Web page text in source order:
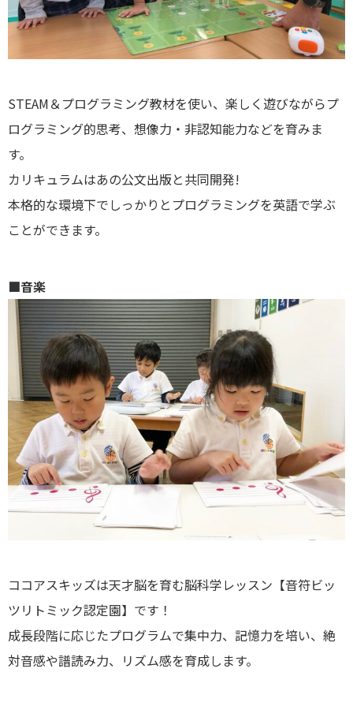
STEAM＆プログラミング教材を使い、楽しく遊びながらプ
ログラミング的思考、想像力・非認知能力などを育みま
す。
カリキュラムはあの公文出版と共同開発!
本格的な環境下でしっかりとプログラミングを英語で学ぶ
ことができます。
■音楽
ココアスキッズは天才脳を育む脳科学レッスン【音符ビッ
ツリトミック認定園】です！
成長段階に応じたプログラムで集中力、記憶力を培い、絶
対音感や譜読み力、リズム感を育成します。